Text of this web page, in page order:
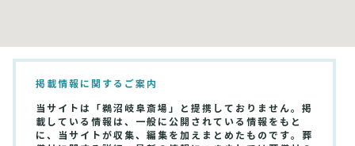
掲載情報に関するご案内
当サイトは「鵜沼岐阜斎場」と提携しておりません。掲
載している情報は、一般に公開されている情報をもと
に、当サイトが収集、編集を加えまとめたものです。葬